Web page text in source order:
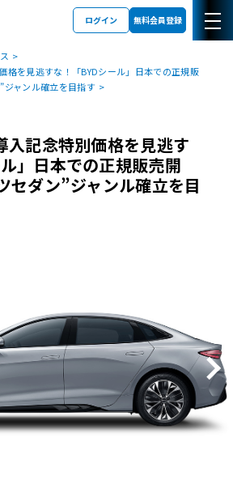
ログイン 無料会員登録
格を見逃すな！「BYDシール」日本での正規販
ジャンル確立を目指す
入記念特別価格を見逃す
」日本での正規販売開
セダン”ジャンル確立を目